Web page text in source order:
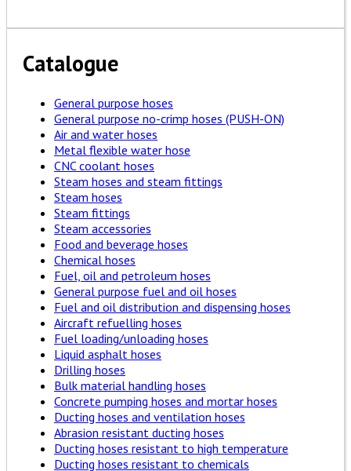
Catalogue
General purpose hoses
General purpose no-crimp hoses (PUSH-ON)
Air and water hoses
Metal flexible water hose
CNC coolant hoses
Steam hoses and steam fittings
Steam hoses
Steam fittings
Steam accessories
Food and beverage hoses
Chemical hoses
Fuel, oil and petroleum hoses
General purpose fuel and oil hoses
Fuel and oil distribution and dispensing hoses
Aircraft refuelling hoses
Fuel loading/unloading hoses
Liquid asphalt hoses
Drilling hoses
Bulk material handling hoses
Concrete pumping hoses and mortar hoses
Ducting hoses and ventilation hoses
Abrasion resistant ducting hoses
Ducting hoses resistant to high temperature
Ducting hoses resistant to chemicals